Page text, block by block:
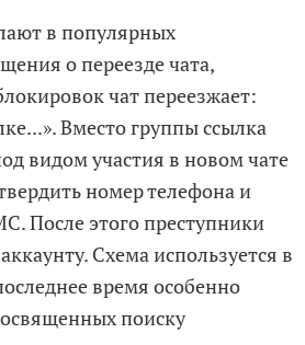
в популярных
о переезде чата,
чат переезжает:
Вместо группы ссылка
видом участия в новом чате
номер телефона и
После этого преступники
Схема используется в
время особенно
поиску